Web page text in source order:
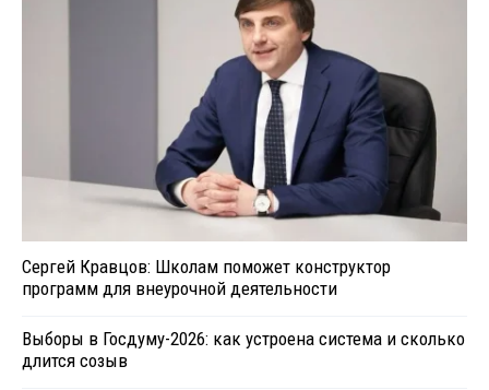
Сергей Кравцов: Школам поможет конструктор
программ для внеурочной деятельности
Выборы в Госдуму-2026: как устроена система и сколько
длится созыв